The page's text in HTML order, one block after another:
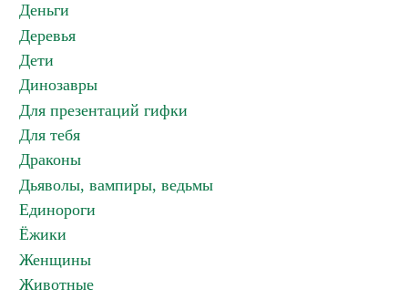
Деньги
Деревья
Дети
Динозавры
Для презентаций гифки
Для тебя
Драконы
Дьяволы, вампиры, ведьмы
Единороги
Ёжики
Женщины
Животные